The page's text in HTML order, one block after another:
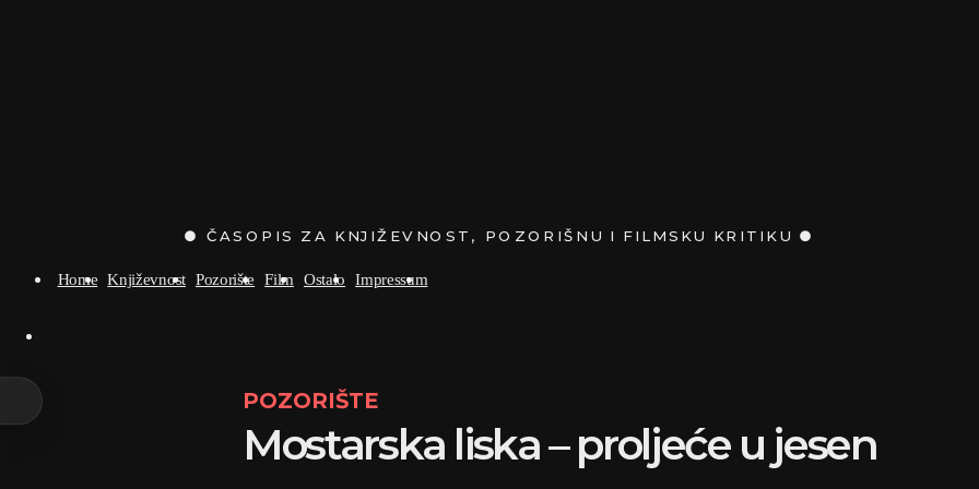
ČASOPIS ZA
Home Književnost Pozorište Film Ostalo Impressum
POZORIŠTE
Mostarska liska – proljeće u jesen